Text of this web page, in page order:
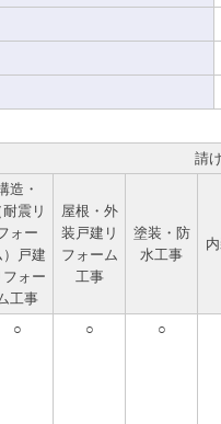
請
造・
耐震リ
ォー
）戸建
フォー
工事
屋根・外
装戸建リ
フォーム
工事
塗装・防
水工事
○ ○ ○